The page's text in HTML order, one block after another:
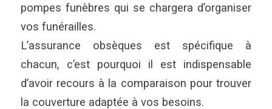
pompes funèbres qui se chargera d’organiser
vos funérailles.
L’assurance obsèques est spécifique à
chacun, c’est pourquoi il est indispensable
d’avoir recours à la comparaison pour trouver
la couverture adaptée à vos besoins.